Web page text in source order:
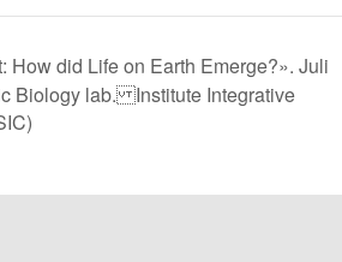
How did Life on Earth Emerge?». Juli
Biology lab. Institute Integrative